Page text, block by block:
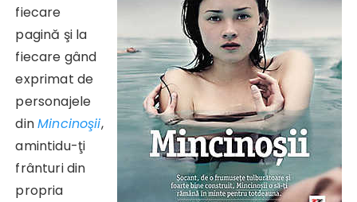
fiecare
pagină şi la
fiecare gând
exprimat de
personajele
dinMincinoşii,
amintidu-ţi
frânturi din
propria